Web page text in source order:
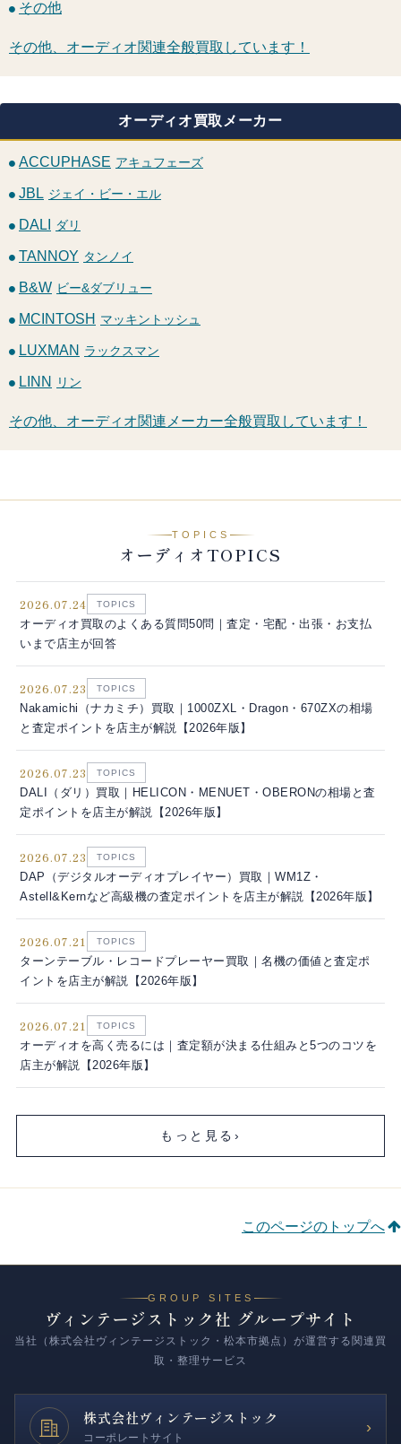
その他
その他、オーディオ関連全般買取しています！
オーディオ買取メーカー
ACCUPHASE アキュフェーズ
JBL ジェイ・ビー・エル
DALI ダリ
TANNOY タンノイ
B&W ビー&ダブリュー
MCINTOSH マッキントッシュ
LUXMAN ラックスマン
LINN リン
その他、オーディオ関連メーカー全般買取しています！
TOPICS
オーディオTOPICS
2026.07.24 TOPICS
オーディオ買取のよくある質問50問｜査定・宅配・出張・お支払
いまで店主が回答
2026.07.23 TOPICS
Nakamichi（ナカミチ）買取｜1000ZXL・Dragon・670ZXの相場
と査定ポイントを店主が解説【2026年版】
2026.07.23 TOPICS
DALI（ダリ）買取｜HELICON・MENUET・OBERONの相場と査
定ポイントを店主が解説【2026年版】
2026.07.23 TOPICS
DAP（デジタルオーディオプレイヤー）買取｜WM1Z・
Astell&Kernなど高級機の査定ポイントを店主が解説【2026年版】
2026.07.21 TOPICS
ターンテーブル・レコードプレーヤー買取｜名機の価値と査定ポ
イントを店主が解説【2026年版】
2026.07.21 TOPICS
オーディオを高く売るには｜査定額が決まる仕組みと5つのコツを
店主が解説【2026年版】
もっと見る ›
このページのトップへ
GROUP SITES
ヴィンテージストック社 グループサイト
当社（株式会社ヴィンテージストック・松本市拠点）が運営する関連買
取・整理サービス
株式会社ヴィンテージストック
コーポレートサイト
›